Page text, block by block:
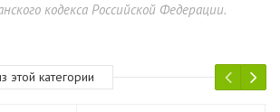
кодекса Российской Федерации.
этой категории